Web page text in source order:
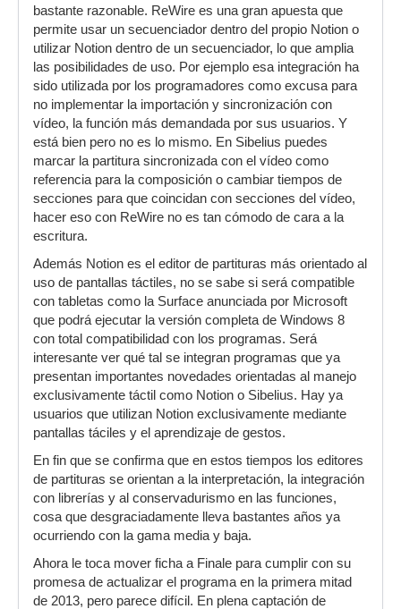
bastante razonable. ReWire es una gran apuesta que
permite usar un secuenciador dentro del propio Notion o
utilizar Notion dentro de un secuenciador, lo que amplia
las posibilidades de uso. Por ejemplo esa integración ha
sido utilizada por los programadores como excusa para
no implementar la importación y sincronización con
vídeo, la función más demandada por sus usuarios. Y
está bien pero no es lo mismo. En Sibelius puedes
marcar la partitura sincronizada con el vídeo como
referencia para la composición o cambiar tiempos de
secciones para que coincidan con secciones del vídeo,
hacer eso con ReWire no es tan cómodo de cara a la
escritura.
Además Notion es el editor de partituras más orientado al
uso de pantallas táctiles, no se sabe si será compatible
con tabletas como la Surface anunciada por Microsoft
que podrá ejecutar la versión completa de Windows 8
con total compatibilidad con los programas. Será
interesante ver qué tal se integran programas que ya
presentan importantes novedades orientadas al manejo
exclusivamente táctil como Notion o Sibelius. Hay ya
usuarios que utilizan Notion exclusivamente mediante
pantallas táciles y el aprendizaje de gestos.
En fin que se confirma que en estos tiempos los editores
de partituras se orientan a la interpretación, la integración
con librerías y al conservadurismo en las funciones,
cosa que desgraciadamente lleva bastantes años ya
ocurriendo con la gama media y baja.
Ahora le toca mover ficha a Finale para cumplir con su
promesa de actualizar el programa en la primera mitad
de 2013, pero parece difícil. En plena captación de